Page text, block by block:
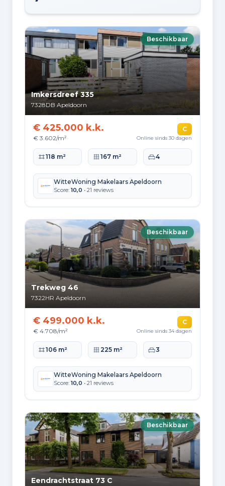
Beschikbaar
Imkersdreef 335
7328DB Apeldoorn
€ 425.000 k.k.
€ 3.602/m²
C
Online sinds 30 dagen
Woonoppervlakte
118 m² Perceeloppervlakte
167 m² Slaapkamers
4
WitteWoning Makelaars Apeldoorn
Score: 10,0 • 21 reviews
Beschikbaar
Trekweg 46
7322HR Apeldoorn
€ 499.000 k.k.
€ 4.708/m²
C
Online sinds 34 dagen
Woonoppervlakte
106 m² Perceeloppervlakte
225 m² Slaapkamers
3
WitteWoning Makelaars Apeldoorn
Score: 10,0 • 21 reviews
Beschikbaar
Eendrachtstraat 73 C